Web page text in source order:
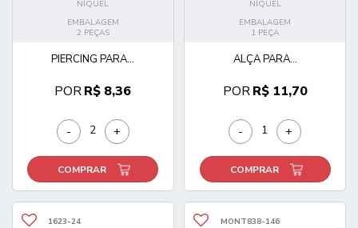
NÍQUEL
EMBALAGEM
2 PEÇAS
PIERCING PARA...
PORR$ 8,36
- +
COMPRAR
NÍQUEL
EMBALAGEM
1 PEÇA
ALÇA PARA...
PORR$ 11,70
- +
COMPRAR
1623-24 MONT838-146